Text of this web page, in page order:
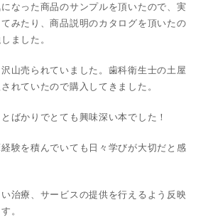
なった商品のサンプルを頂いたので、実
みたり、商品説明のカタログを頂いたの
ました。
山売られていました。歯科衛生士の土屋
れていたので購入してきました。
ばかりでとても興味深い本でした！
験を積んでいても日々学びが大切だと感
治療、サービスの提供を行えるよう反映
。